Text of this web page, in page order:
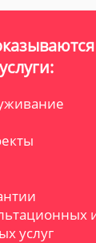
услуг